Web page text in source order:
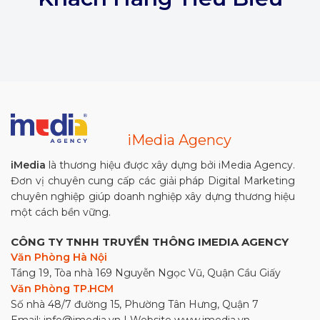
iMedia Agency
iMedia là thương hiệu được xây dựng bởi iMedia Agency.
Đơn vị chuyên cung cấp các giải pháp Digital Marketing
chuyên nghiệp giúp doanh nghiệp xây dựng thương hiệu
một cách bền vững.
CÔNG TY TNHH TRUYỀN THÔNG IMEDIA AGENCY
Văn Phòng Hà Nội
Tầng 19, Tòa nhà 169 Nguyễn Ngọc Vũ, Quận Cầu Giấy
Văn Phòng TP.HCM
Số nhà 48/7 đường 15, Phường Tân Hưng, Quận 7